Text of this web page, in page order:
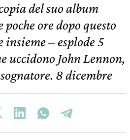
del suo album
ore dopo questo
– esplode 5
uccidono John Lennon,
8 dicembre